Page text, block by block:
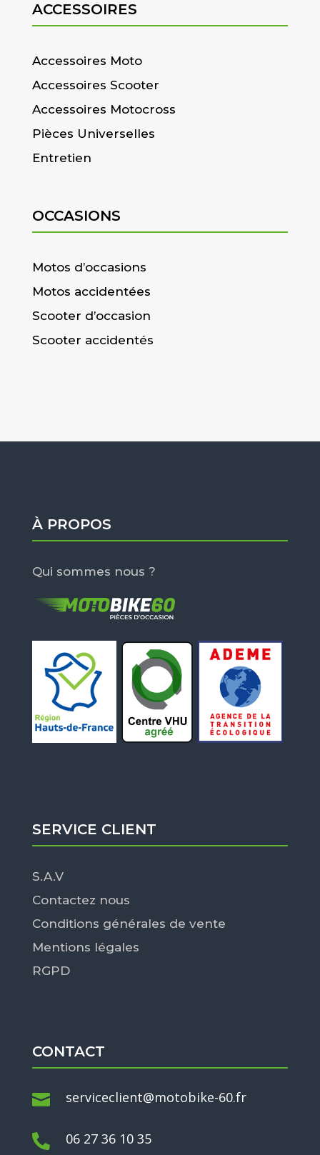
ACCESSOIRES
Accessoires Moto
Accessoires Scooter
Accessoires Motocross
Pièces Universelles
Entretien
OCCASIONS
Motos d’occasions
Motos accidentées
Scooter d’occasion
Scooter accidentés
À PROPOS
Qui sommes nous ?
SERVICE CLIENT
S.A.V
Contactez nous
Conditions générales de vente
Mentions légales
RGPD
CONTACT
 serviceclient@motobike-60.fr
 06 27 36 10 35